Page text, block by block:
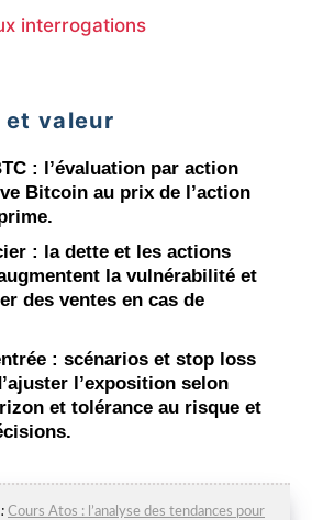
interrogations
et valeur
: l’évaluation par action
Bitcoin au prix de l’action
: la dette et les actions
la vulnérabilité et
des ventes en cas de
: scénarios et stop loss
l’exposition selon
et tolérance au risque et
Cours Atos : l’analyse des tendances pour